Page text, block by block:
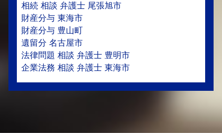
相続 相談 弁護士 尾張旭市
財産分与 東海市
財産分与 豊山町
遺留分 名古屋市
法律問題 相談 弁護士 豊明市
企業法務 相談 弁護士 東海市